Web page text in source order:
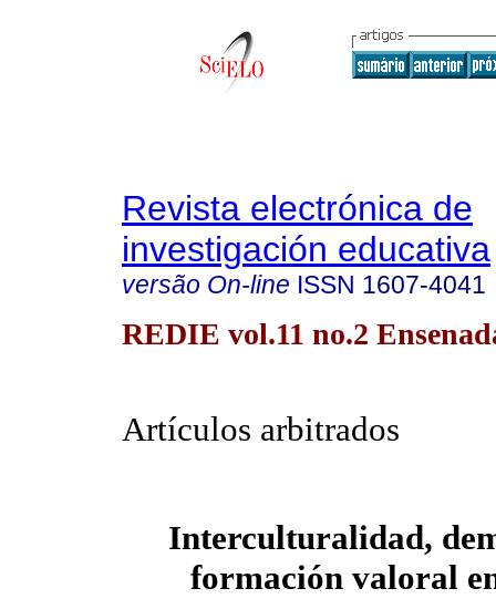
Revista electrónica de
investigación educativa
versão On-line ISSN 1607-4041
REDIE vol.11 no.2
Artículos arbitrados
Interculturalidad,
formación valoral